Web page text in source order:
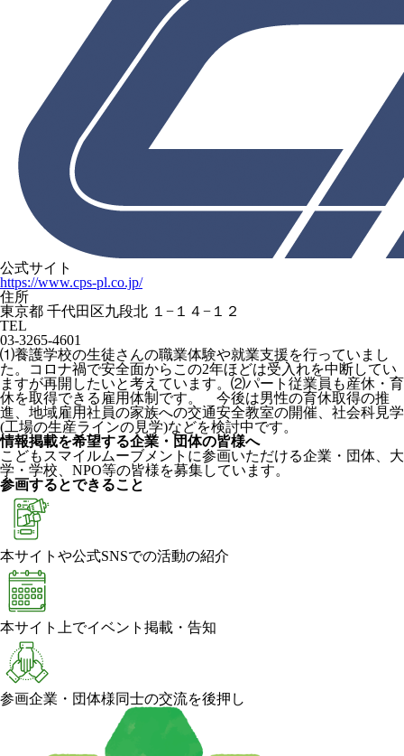
公式サイト
https://www.cps-pl.co.jp/
住所
東京都 千代田区九段北 １−１４−１２
TEL
03-3265-4601
⑴養護学校の生徒さんの職業体験や就業支援を行っていまし
た。コロナ禍で安全面からこの2年ほどは受入れを中断してい
ますが再開したいと考えています。⑵パート従業員も産休・育
休を取得できる雇用体制です。 今後は男性の育休取得の推
進、地域雇用社員の家族への交通安全教室の開催、社会科見学
(工場の生産ラインの見学)などを検討中です。
情報掲載を希望する企業・団体の皆様へ
こどもスマイルムーブメントに参画いただける企業・団体、大
学・学校、NPO等の皆様を募集しています。
参画するとできること
本サイトや公式SNSでの活動の紹介
本サイト上でイベント掲載・告知
参画企業・団体様同士の交流を後押し